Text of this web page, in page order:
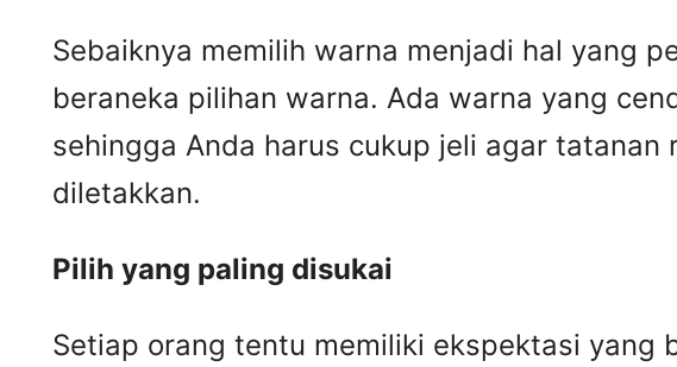
Sebaiknya memilih warna menjadi hal yang
beraneka pilihan warna. Ada warna yang
sehingga Anda harus cukup jeli agar
diletakkan.
Pilih yang paling disukai
Setiap orang tentu memiliki ekspektasi